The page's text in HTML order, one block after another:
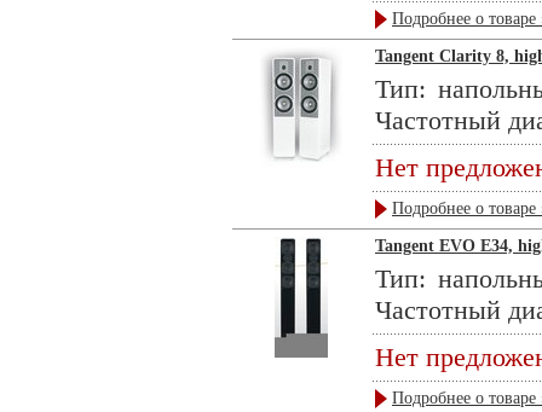
Подробнее о товаре
Tangent Clarity 8,
Тип:
Частотный
Нет
Подробнее о товаре
Tangent EVO E34,
Тип:
Частотный
Нет
Подробнее о товаре